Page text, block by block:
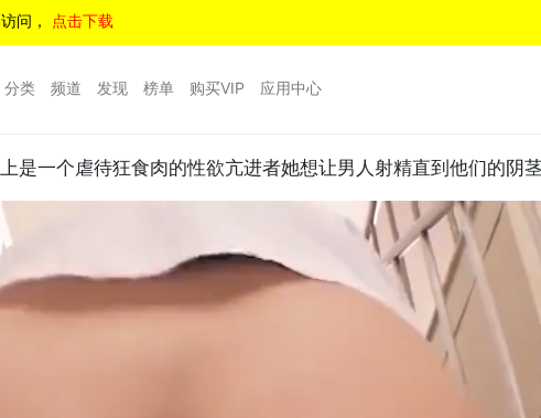
问， 点击下载
分类 频道 发现 榜单 购买VIP 应用中心
是一个虐待狂食肉的性欲亢进者她想让男人射精直到他们的阴